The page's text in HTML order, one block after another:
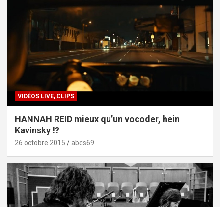
VIDÉOS LIVE, CLIPS
HANNAH REID mieux qu’un vocoder, hein
Kavinsky !?
26 octobre 2015 abds69